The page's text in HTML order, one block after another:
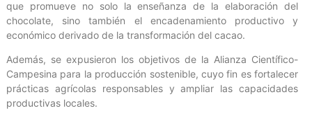
que promueve no solo la enseñanza de la elaboración del
chocolate, sino también el encadenamiento productivo y
económico derivado de la transformación del cacao.
Además, se expusieron los objetivos de la Alianza Científico-
Campesina para la producción sostenible, cuyo fin es fortalecer
prácticas agrícolas responsables y ampliar las capacidades
productivas locales.